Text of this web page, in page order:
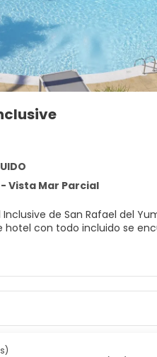
Vista Mar Parcial
de San Rafael del
con televisión de
caja fuerte (cabe un